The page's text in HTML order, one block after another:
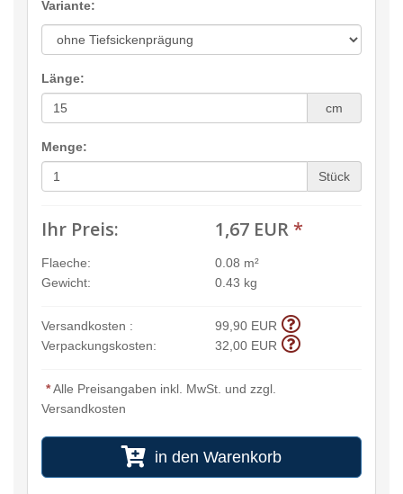
Variante:
Länge:
cm
Menge:
Stück
Ihr Preis: 1,67 EUR*
Flaeche:
0.08 m²
Gewicht:
0.43 kg
Versandkosten :
99,90 EUR
Verpackungskosten:
32,00 EUR
*Alle Preisangaben inkl. MwSt. und zzgl.
Versandkosten
in den Warenkorb